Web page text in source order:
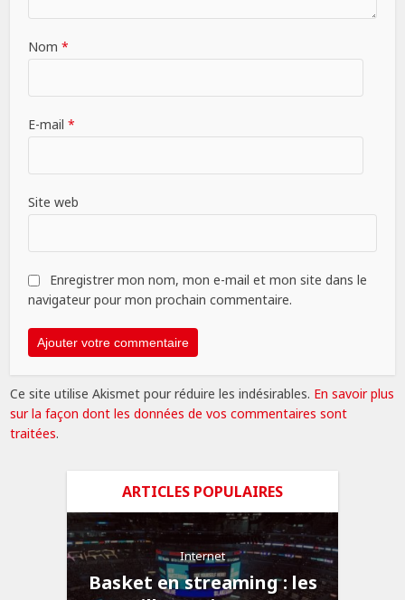
Nom*
E-mail*
Site web
Enregistrer mon nom, mon e-mail et mon site dans le
navigateur pour mon prochain commentaire.
Ce site utilise Akismet pour réduire les indésirables. En savoir plus
sur la façon dont les données de vos commentaires sont
traitées.
ARTICLES POPULAIRES
Internet
Basket en streaming : les